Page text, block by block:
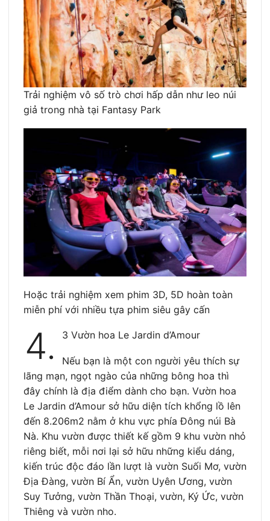
Trải nghiệm vô số trò chơi hấp dẫn như leo núi
giả trong nhà tại Fantasy Park
Hoặc trải nghiệm xem phim 3D, 5D hoàn toàn
miễn phí với nhiều tựa phim siêu gây cấn
4. 3 Vườn hoa Le Jardin d’Amour
Nếu bạn là một con người yêu thích sự
lãng mạn, ngọt ngào của những bông hoa thì
đây chính là địa điểm dành cho bạn. Vườn hoa
Le Jardin d’Amour sở hữu diện tích khổng lồ lên
đến 8.206m2 nằm ở khu vực phía Đông núi Bà
Nà. Khu vườn được thiết kế gồm 9 khu vườn nhỏ
riêng biết, mỗi nơi lại sở hữu những kiểu dáng,
kiến trúc độc đáo lần lượt là vườn Suối Mơ, vườn
Địa Đàng, vườn Bí Ẩn, vườn Uyên Ương, vườn
Suy Tưởng, vườn Thần Thoại, vườn, Ký Ức, vườn
Thiêng và vườn nho.